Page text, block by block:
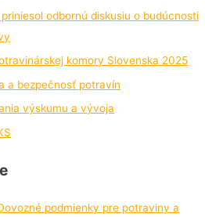
odbornú diskusiu o budúcnosti
komory Slovenska 2025
a bezpečnosť potravín
výskumu a vývoja
podmienky pre potraviny a